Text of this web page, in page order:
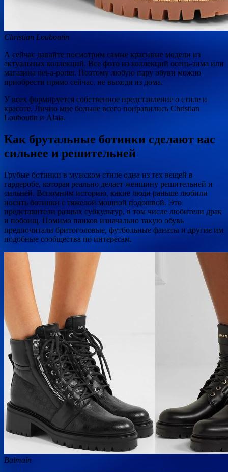
Christian Louboutin
А сейчас давайте посмотрим самые красивые модели из
актуальных коллекций. Все фото из коллекций осень-зима или
магазина net-a-porter. Поэтому любую пару обуви можно
приобрести прямо сейчас, не выходя из дома.
У всех формируется собственное представление о стиле и
красоте. Лично мне больше всего понравились Christian
Louboutin и Alaia.
Как брутальные ботинки сделают вас
сильнее и решительней
Грубые ботинки в мужском стиле одна из тех вещей в
гардеробе, которая реально делает женщину решительней и
сильней. Вспомним историю, какие люди раньше любили
носить ботинки с тяжелой мощной подошвой. Это
представители разных субкультур, в том числе любители драк
и побоищ. Помимо панков изначально такую обувь
предпочитали бритоголовые, футбольные фанаты и другие им
подобные сообщества по интересам.
Balmain